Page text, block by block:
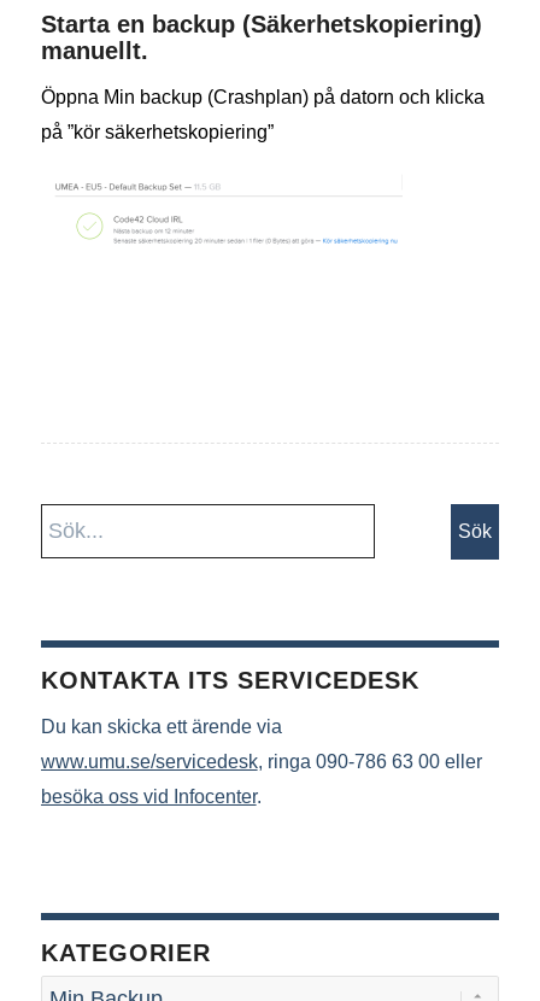
Starta en backup (Säkerhetskopiering)
manuellt.
Öppna Min backup (Crashplan) på datorn och klicka
på ”kör säkerhetskopiering”
KONTAKTA ITS SERVICEDESK
Du kan skicka ett ärende via
www.umu.se/servicedesk, ringa 090-786 63 00 eller
besöka oss vid Infocenter.
KATEGORIER